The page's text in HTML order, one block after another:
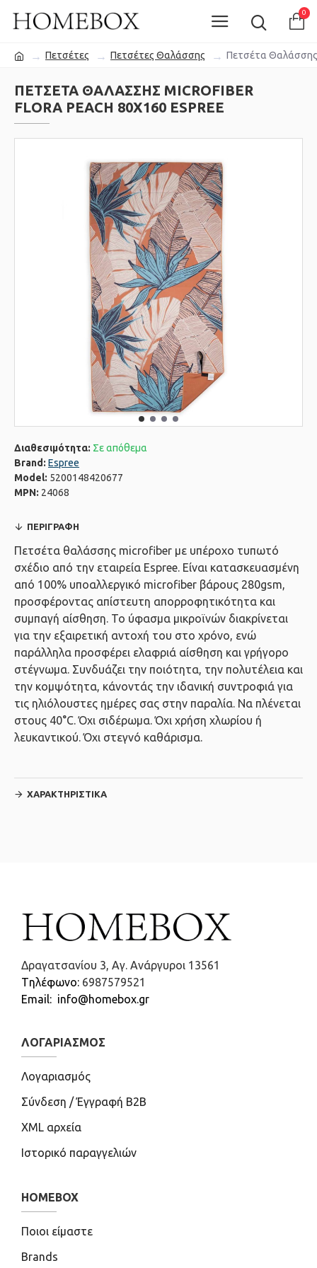
0
Πετσέτες Πετσέτες Θαλάσσης Πετσέτα Θαλάσσης
ΠΕΤΣΈΤΑ ΘΑΛΆΣΣΗΣ MICROFIBER
FLORA PEACH 80X160 ESPREE
Διαθεσιμότητα: Σε απόθεμα
Brand: Espree
Model: 5200148420677
MPN: 24068
ΠΕΡΙΓΡΑΦΉ
Πετσέτα θαλάσσης microfiber με υπέροχο τυπωτό
σχέδιο από την εταιρεία Espree. Eίναι κατασκευασμένη
από 100% υποαλλεργικό microfiber βάρους 280gsm,
προσφέροντας απίστευτη απορροφητικότητα και
συμπαγή αίσθηση. Το ύφασμα μικροϊνών διακρίνεται
για την εξαιρετική αντοχή του στο χρόνο, ενώ
παράλληλα προσφέρει ελαφριά αίσθηση και γρήγορο
στέγνωμα. Συνδυάζει την ποιότητα, την πολυτέλεια και
την κομψότητα, κάνοντάς την ιδανική συντροφιά για
τις ηλιόλουστες ημέρες σας στην παραλία. Να πλένεται
στους 40°C. Όχι σιδέρωμα. Όχι χρήση χλωρίου ή
λευκαντικού. Όχι στεγνό καθάρισμα.
ΧΑΡΑΚΤΗΡΙΣΤΙΚΆ
Δραγατσανίου 3, Αγ. Ανάργυροι 13561
Tηλέφωνο: 6987579521
Email: info@homebox.gr
ΛΟΓΑΡΙΑΣΜΌΣ
Λογαριασμός
Σύνδεση / Έγγραφή B2B
XML αρχεία
Ιστορικό παραγγελιών
HOMEBOX
Ποιοι είμαστε
Brands